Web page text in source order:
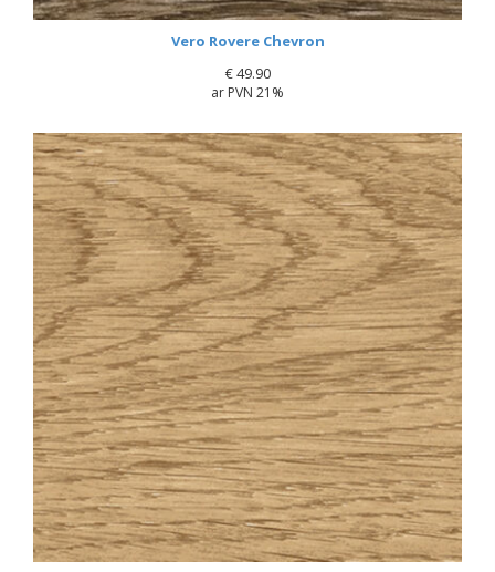
Vero Rovere Chevron
€49.90
ar PVN 21%